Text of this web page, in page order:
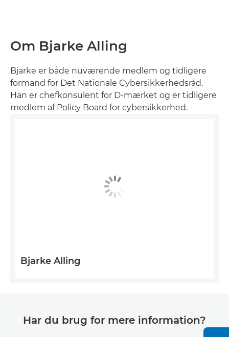
Om Bjarke Alling
Bjarke er både nuværende medlem og tidligere
formand for Det Nationale Cybersikkerhedsråd.
Han er chefkonsulent for D-mærket og er tidligere
medlem af Policy Board for cybersikkerhed.
Bjarke Alling
Har du brug for mere information?